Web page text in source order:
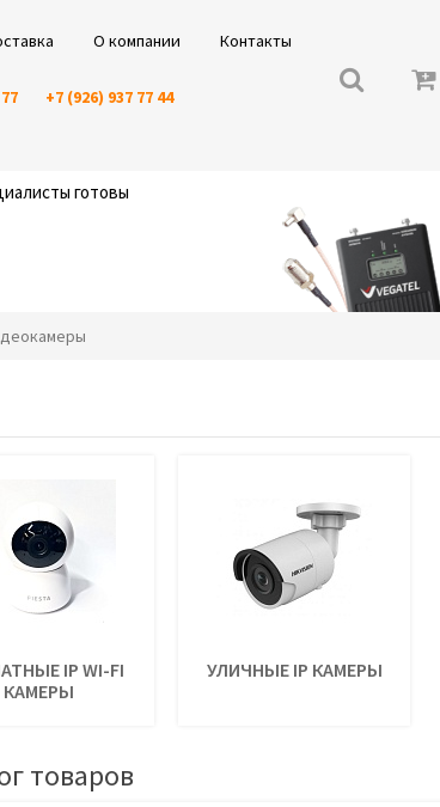
О компании Контакты
+7 (926) 937 77 44
готовы
IP WI-FI
КАМЕРЫ
УЛИЧНЫЕ IP КАМЕРЫ
товаров